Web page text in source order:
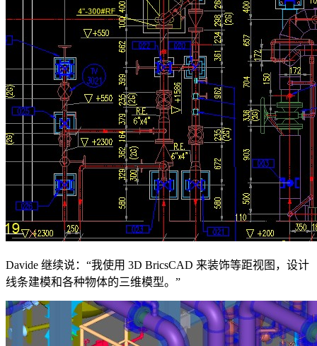
Davide 继续说：“我使用 3D BricsCAD 来装饰等距视图，设计
线条建模和各种物体的三维模型。”